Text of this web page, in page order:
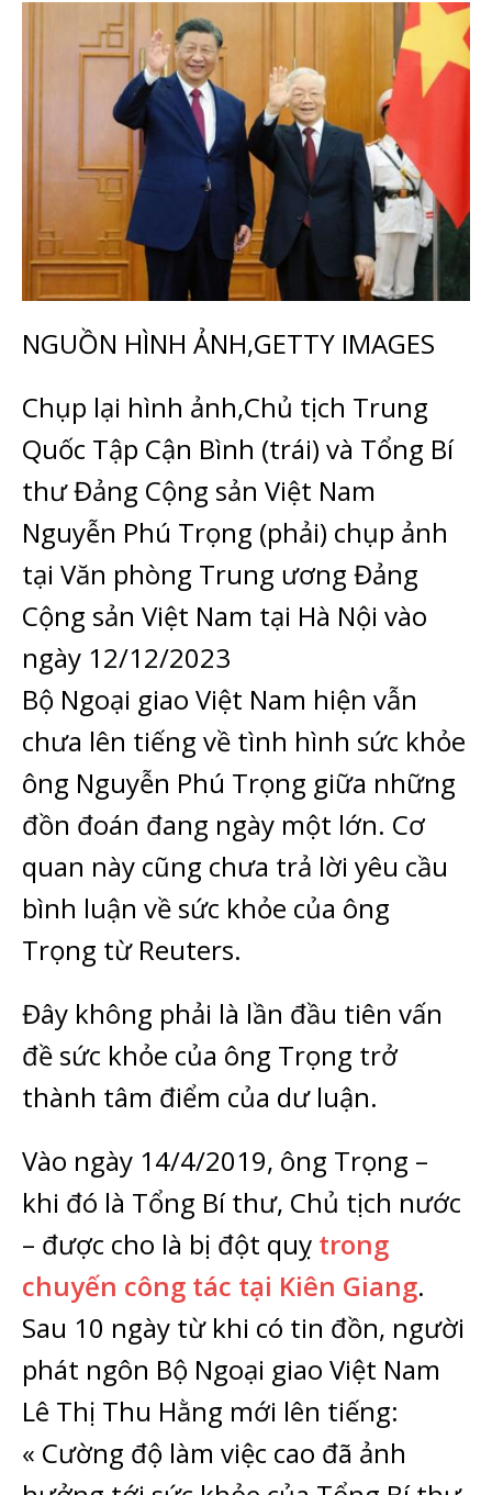
NGUỒN HÌNH ẢNH,GETTY IMAGES
Chụp lại hình ảnh,Chủ tịch Trung
Quốc Tập Cận Bình (trái) và Tổng Bí
thư Đảng Cộng sản Việt Nam
Nguyễn Phú Trọng (phải) chụp ảnh
tại Văn phòng Trung ương Đảng
Cộng sản Việt Nam tại Hà Nội vào
ngày 12/12/2023
Bộ Ngoại giao Việt Nam hiện vẫn
chưa lên tiếng về tình hình sức khỏe
ông Nguyễn Phú Trọng giữa những
đồn đoán đang ngày một lớn. Cơ
quan này cũng chưa trả lời yêu cầu
bình luận về sức khỏe của ông
Trọng từ Reuters.
Đây không phải là lần đầu tiên vấn
đề sức khỏe của ông Trọng trở
thành tâm điểm của dư luận.
Vào ngày 14/4/2019, ông Trọng –
khi đó là Tổng Bí thư, Chủ tịch nước
– được cho là bị đột quỵ trong
chuyến công tác tại Kiên Giang.
Sau 10 ngày từ khi có tin đồn, người
phát ngôn Bộ Ngoại giao Việt Nam
Lê Thị Thu Hằng mới lên tiếng:
« Cường độ làm việc cao đã ảnh